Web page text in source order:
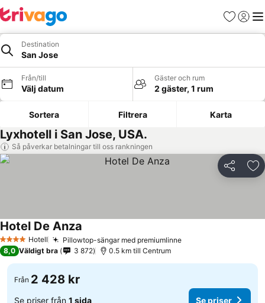
Favoriter
Logga
Destination
San Jose
Från/till
Välj datum
Gäster och rum
2 gäster, 1 rum
Sortera Filtrera Karta
Lyxhotell i San Jose, USA.
Så påverkar betalningar till oss rankningen
Dela
4 StjärnorHotell Pillowtop-sängar med premiumlinne
Hotel De Anza
8,0 Väldigt bra 3 872 0.5 km till Centrum
Från 2 428 kr
Se priser från 1 sida Se priser